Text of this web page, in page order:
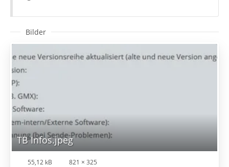
Bilder
TB Infos.jpeg
55,12 kB 821 × 325